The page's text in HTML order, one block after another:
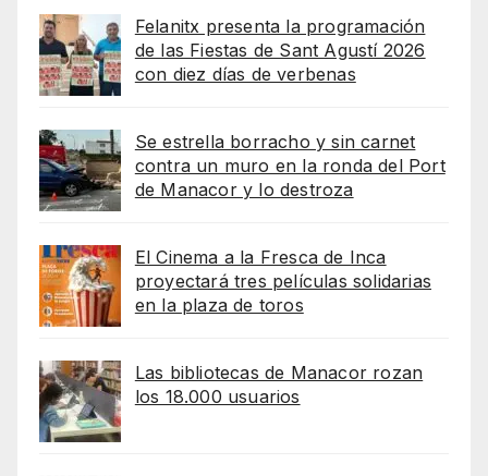
Felanitx presenta la programación
de las Fiestas de Sant Agustí 2026
con diez días de verbenas
Se estrella borracho y sin carnet
contra un muro en la ronda del Port
de Manacor y lo destroza
El Cinema a la Fresca de Inca
proyectará tres películas solidarias
en la plaza de toros
Las bibliotecas de Manacor rozan
los 18.000 usuarios